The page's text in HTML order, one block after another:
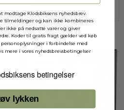
modtage Klodsbiksens nyhedsbrev.
tilmeldinger og kan ikke kombineres
ikke på nedsatte varer og giver
Koder til gratis fragt gælder ved køb
i forbindelse med
mere i vores nyhedsbrevsbetingelser
betingelser
betingelser
lykken